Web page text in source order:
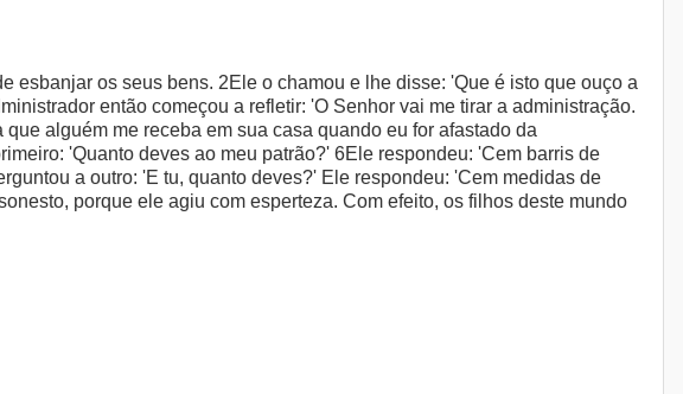
os seus bens. 2Ele o chamou e lhe disse: 'Que é isto que ouço a
então começou a refletir: 'O Senhor vai me tirar a administração.
alguém me receba em sua casa quando eu for afastado da
'Quanto deves ao meu patrão?' 6Ele respondeu: 'Cem barris de
a outro: 'E tu, quanto deves?' Ele respondeu: 'Cem medidas de
porque ele agiu com esperteza. Com efeito, os filhos deste mundo